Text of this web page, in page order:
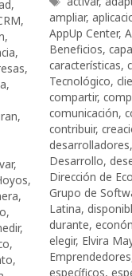
,
,
,
,
,
,
,
,
,
,
,
,
,
,
ampliar,
AppUp Center,
Beneficios,
características,
Tecnológico,
compartir,
comunicación,
contribuir,
desarrolladores,
Desarrollo,
Dirección de
Grupo de
Latina,
durante,
elegir, Elvira
Emprendedores
específicos,